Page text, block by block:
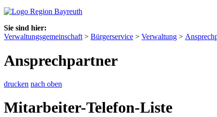
Sie sind hier:
Verwaltungsgemeinschaft > Bürgerservice > Verwaltung >
Ansprechpartner
drucken nach oben
Mitarbeiter-Telefon-Liste